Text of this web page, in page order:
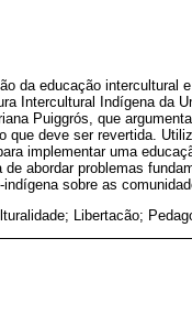
da educação intercultural
Intercultural Indígena da
Puiggrós, que
que deve ser revertida.
implementar uma
abordar problemas
sobre as
Libertacão;